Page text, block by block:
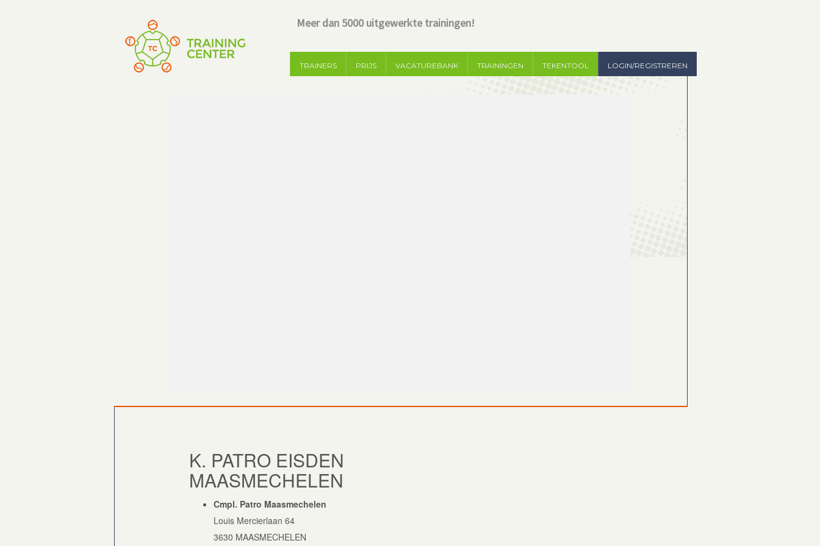
Meer dan 5000 uitgewerkte trainingen!
TRAINERS PRIJS VACATUREBANK TRAININGEN TEKENTOOL LOGIN/REGISTREREN
K. PATRO EISDEN
MAASMECHELEN
Cmpl. Patro Maasmechelen
Louis Mercierlaan 64
3630 MAASMECHELEN